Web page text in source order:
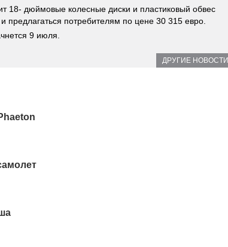
18- дюймовые колесные диски и пластиковый обвес
предлагаться потребителям по цене 30 315 евро.
9 июля.
ДРУГИЕ НОВОСТИ